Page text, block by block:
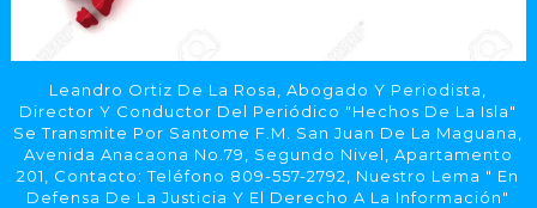
Leandro Ortiz De La Rosa, Abogado Y Periodista,
Director Y Conductor Del Periódico "Hechos De La Isla"
Se Transmite Por Santome F.M. San Juan De La Maguana,
Avenida Anacaona No.79, Segundo Nivel, Apartamento
201, Contacto: Teléfono 809-557-2792, Nuestro Lema " En
Defensa De La Justicia Y El Derecho A La Información"